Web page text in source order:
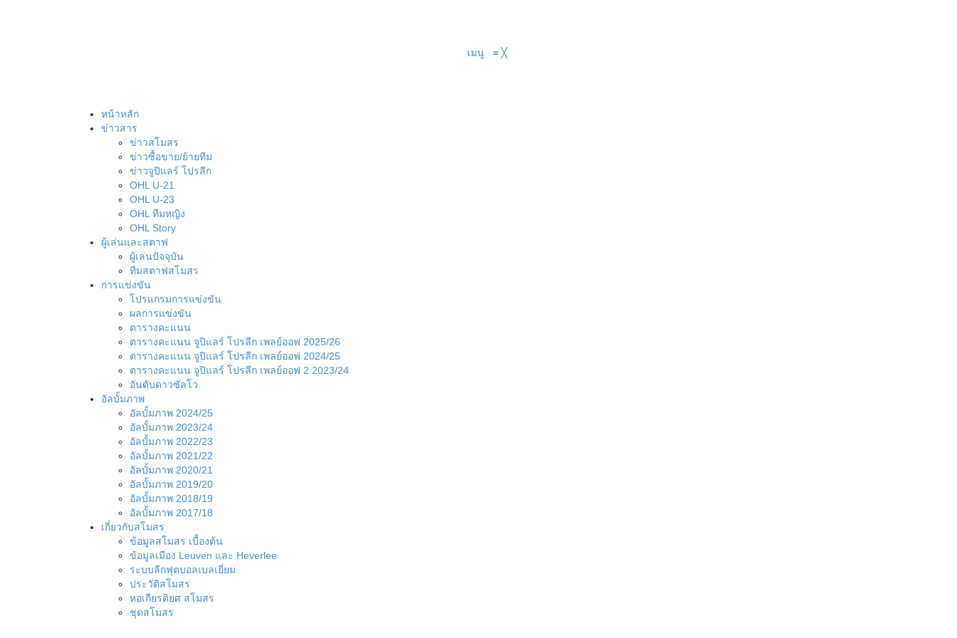
เมนู ≡ ╳
หน้าหลัก
ข่าวสาร
ข่าวสโมสร
ข่าวซื้อขาย/ย้ายทีม
ข่าวจูปิแลร์ โปรลีก
OHL U-21
OHL U-23
OHL ทีมหญิง
OHL Story
ผู้เล่นและสตาฟ
ผู้เล่นปัจจุบัน
ทีมสตาฟสโมสร
การแข่งขัน
โปรแกรมการแข่งขัน
ผลการแข่งขัน
ตารางคะแนน
ตารางคะแนน จูปิแลร์ โปรลีก เพลย์ออฟ 2025/26
ตารางคะแนน จูปิแลร์ โปรลีก เพลย์ออฟ 2024/25
ตารางคะแนน จูปิแลร์ โปรลีก เพลย์ออฟ 2 2023/24
อันดับดาวซัลโว
อัลบั้มภาพ
อัลบั้มภาพ 2024/25
อัลบั้มภาพ 2023/24
อัลบั้มภาพ 2022/23
อัลบั้มภาพ 2021/22
อัลบั้มภาพ 2020/21
อัลบั้มภาพ 2019/20
อัลบั้มภาพ 2018/19
อัลบั้มภาพ 2017/18
เกี่ยวกับสโมสร
ข้อมูลสโมสร เบื้องต้น
ข้อมูลเมือง Leuven และ Heverlee
ระบบลีกฟุตบอลเบลเยี่ยม
ประวัติสโมสร
หอเกียรติยศ สโมสร
ชุดสโมสร